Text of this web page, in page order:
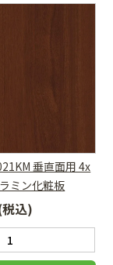
垂直面用 4x
ミン化粧板
込)